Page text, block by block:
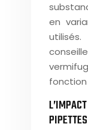
en
fonction